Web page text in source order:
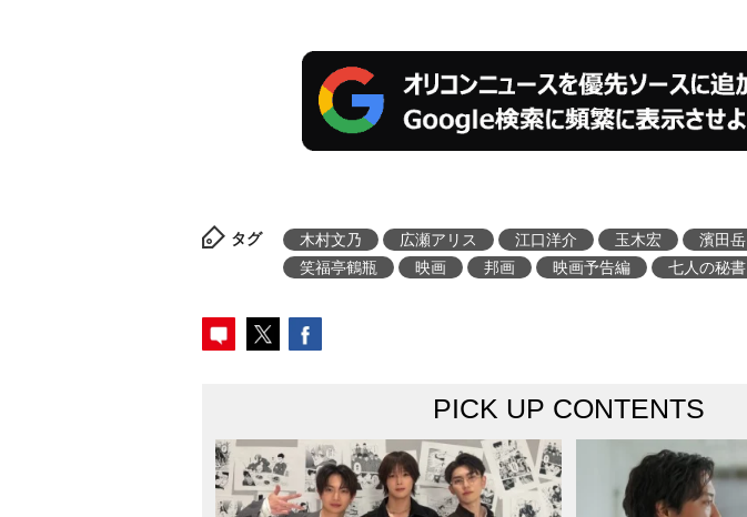
タグ 木村文乃 広瀬アリス 江口洋介 玉木宏 濱田岳
笑福亭鶴瓶
映画 邦画 映画予告編 七人の秘書
PICK UP CONTENTS